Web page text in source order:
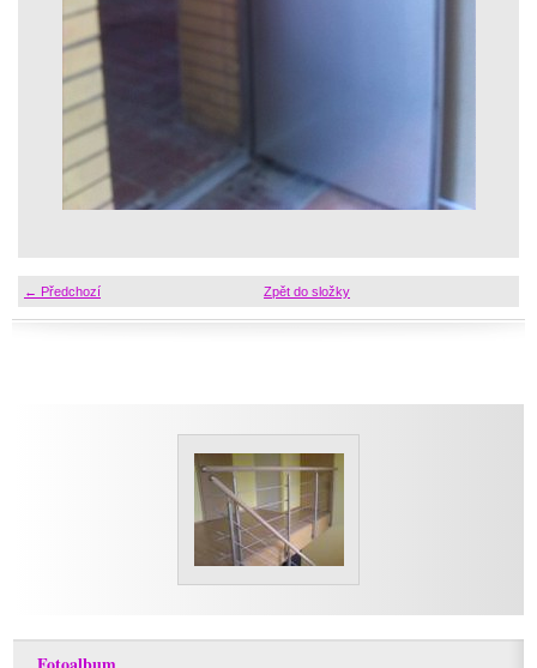
← Předchozí Zpět do složky